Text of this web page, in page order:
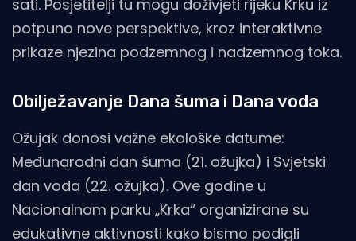
sati. Posjetitelji tu mogu doživjeti rijeku Krku iz
potpuno nove perspektive, kroz interaktivne
prikaze njezina podzemnog i nadzemnog toka.
Obilježavanje Dana šuma i Dana voda
Ožujak donosi važne ekološke datume:
Međunarodni dan šuma (21. ožujka) i Svjetski
dan voda (22. ožujka). Ove godine u
Nacionalnom parku „Krka“ organizirane su
edukativne aktivnosti kako bismo podigli